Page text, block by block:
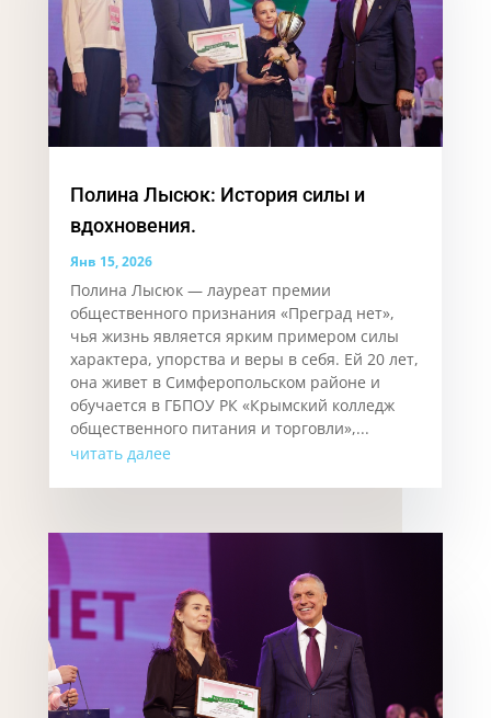
Полина Лысюк: История силы и
вдохновения.
Янв 15, 2026
Полина Лысюк — лауреат премии
общественного признания «Преград нет»,
чья жизнь является ярким примером силы
характера, упорства и веры в себя. Ей 20 лет,
она живет в Симферопольском районе и
обучается в ГБПОУ РК «Крымский колледж
общественного питания и торговли»,...
читать далее